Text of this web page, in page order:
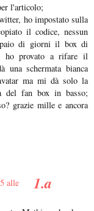
l'articolo;
ho impostato sulla
il codice, nessun
paio di giorni il box di
ho provato a rifare il
una schermata bianca
ma mi dà solo la
fan box in basso;
grazie mille e ancora
alle